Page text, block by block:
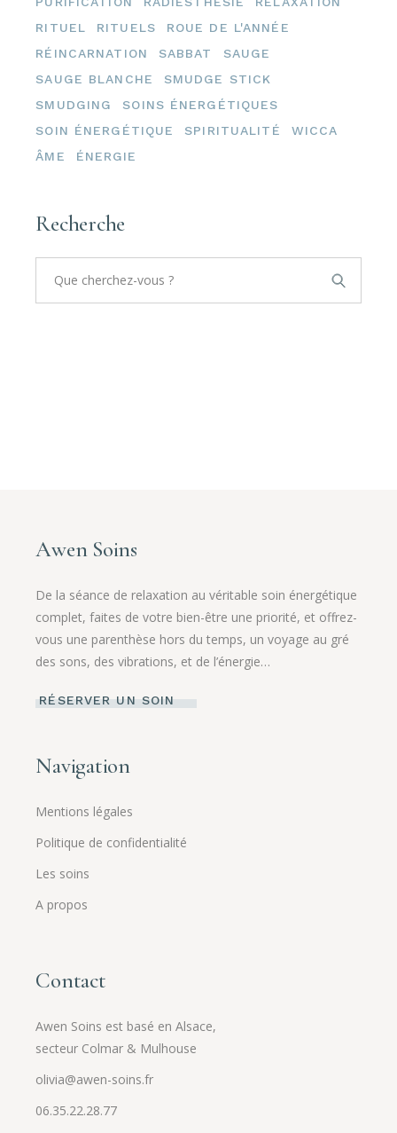
RITUEL
RITUELS
ROUE DE L'ANNÉE
RÉINCARNATION
SABBAT
SAUGE
SAUGE BLANCHE
SMUDGE STICK
SMUDGING
SOINS ÉNERGÉTIQUES
SOIN ÉNERGÉTIQUE
SPIRITUALITÉ
WICCA
ÂME
ÉNERGIE
Recherche
Search
for:
Awen Soins
De la séance de relaxation au véritable soin énergétique
complet, faites de votre bien-être une priorité, et offrez-
vous une parenthèse hors du temps, un voyage au gré
des sons, des vibrations, et de l’énergie…
RÉSERVER UN SOIN
Navigation
Mentions légales
Politique de confidentialité
Les soins
A propos
Contact
Awen Soins est basé en Alsace,
secteur Colmar & Mulhouse
olivia@awen-soins.fr
06.35.22.28.77